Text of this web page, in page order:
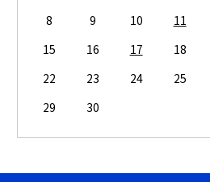
8
9 10 11
15
16 17 18
22
23 24 25
29
30